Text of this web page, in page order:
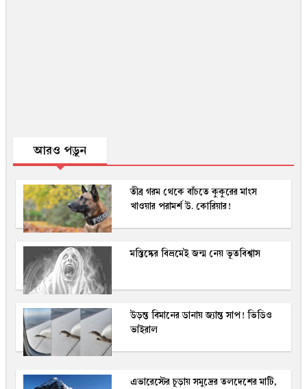
আরও পড়ুন
তীব্র গরম থেকে বাঁচতে কুকুরের মাংস
খাওয়ার পরামর্শ উ. কোরিয়ার!
মস্তিষ্কের বিভ্রমেই জন্ম নেয় ভূতবিশ্বাস
উড়ন্ত বিমানের ডানায় জ্যান্ত সাপ! ভিডিও
ভাইরাল
এভারেস্টের চূড়ায় সমুদ্রের তলদেশের মাটি,